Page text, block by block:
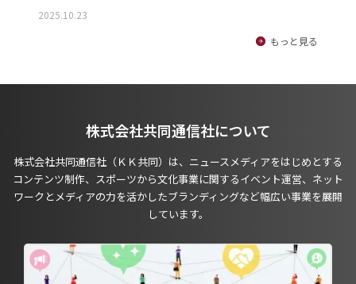
2025.10.23
もっと見る
株式会社共同通信社について
株式会社共同通信社（ＫＫ共同）は、ニュースメディアをはじめとする
コンテンツ制作、スポーツから文化事業に関するイベント運営、ネット
ワークとメディアの力を活かしたブランディングなど幅広い事業を展開
しています。